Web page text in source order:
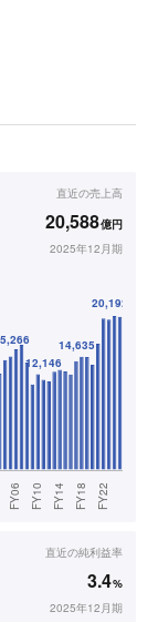
直近の売上高
20,588億円
2025年12月期
直近の純利益率
3.4%
2025年12月期